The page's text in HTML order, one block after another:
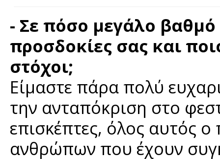
- Σε πόσο μεγάλο βαθμό
προσδοκίες σας και
στόχοι;
Είμαστε πάρα πολύ
την ανταπόκριση στο
επισκέπτες, όλος αυτός
ανθρώπων που έχουν